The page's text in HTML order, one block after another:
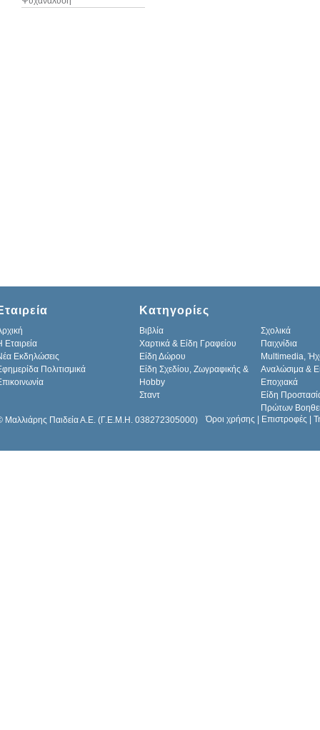
Εταιρεία
Εκδηλώσεις
Πολιτισμικά
Κατηγορίες
Βιβλία
Σχολικά
Χαρτικά & Είδη Γραφείου
Παιχνίδια
Είδη Δώρου
Multimedia,
Είδη Σχεδίου, Ζωγραφικής &
Hobby
Αναλώσιμα &
Εποχιακά
Σταντ
Είδη
Πρώτων
Μαλλιάρης Παιδεία Α.Ε. (Γ.Ε.Μ.Η. 038272305000)
Όροι χρήσης Επιστροφές